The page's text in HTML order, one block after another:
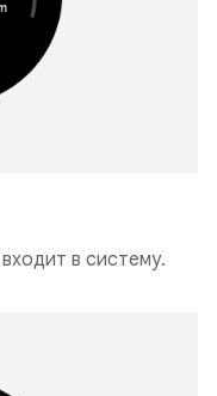
в систему.